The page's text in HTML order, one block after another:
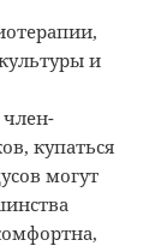
и
член-
купаться
могут